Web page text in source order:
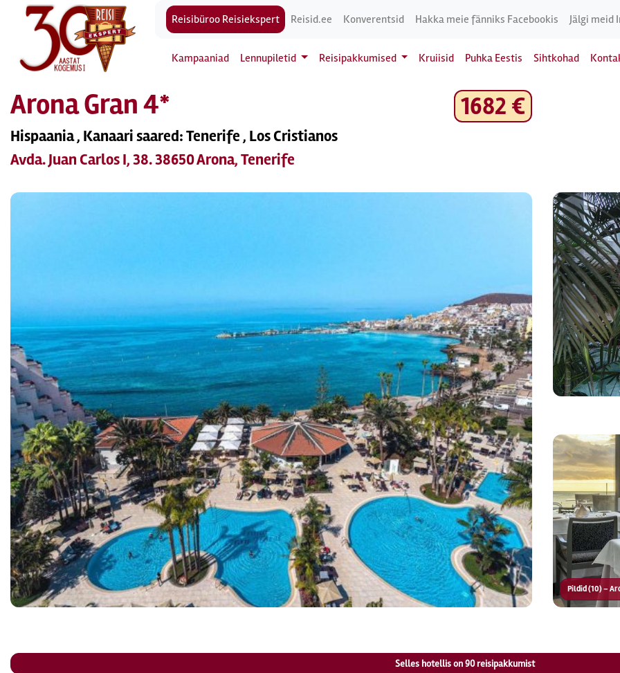
Reisibüroo Reisiekspert Reisid.ee Konverentsid Hakka meie fänniks Facebookis Jälgi meid
Kampaaniad Lennupiletid Reisipakkumised Kruiisid Puhka Eestis Sihtkohad
Arona Gran 4*
Hispaania , Kanaari saared: Tenerife , Los Cristianos
Avda. Juan Carlos I, 38. 38650 Arona, Tenerife
1682 €
Pildid (10) –
Selles hotellis on90reisipakkumist